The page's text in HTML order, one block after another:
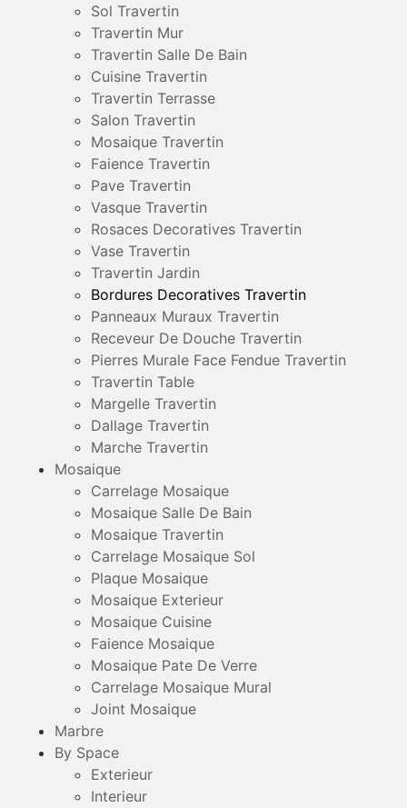
Sol Travertin
Travertin Mur
Travertin Salle De Bain
Cuisine Travertin
Travertin Terrasse
Salon Travertin
Mosaique Travertin
Faience Travertin
Pave Travertin
Vasque Travertin
Rosaces Decoratives Travertin
Vase Travertin
Travertin Jardin
Bordures Decoratives Travertin
Panneaux Muraux Travertin
Receveur De Douche Travertin
Pierres Murale Face Fendue Travertin
Travertin Table
Margelle Travertin
Dallage Travertin
Marche Travertin
Mosaique
Carrelage Mosaique
Mosaique Salle De Bain
Mosaique Travertin
Carrelage Mosaique Sol
Plaque Mosaique
Mosaique Exterieur
Mosaique Cuisine
Faience Mosaique
Mosaique Pate De Verre
Carrelage Mosaique Mural
Joint Mosaique
Marbre
By Space
Exterieur
Interieur